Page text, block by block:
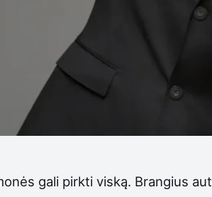
gali pirkti viską. Brangius